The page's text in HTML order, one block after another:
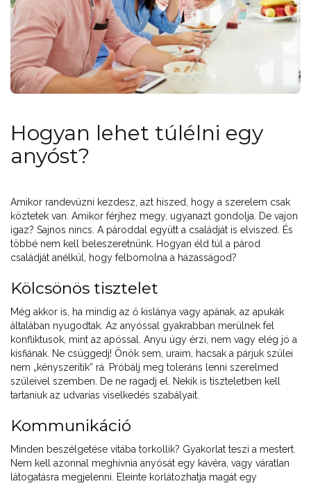
Hogyan lehet túlélni egy
anyóst?
Amikor randevúzni kezdesz, azt hiszed, hogy a szerelem csak
köztetek van. Amikor férjhez megy, ugyanazt gondolja. De vajon
igaz? Sajnos nincs. A pároddal együtt a családját is elviszed. És
többé nem kell beleszeretnünk. Hogyan éld túl a párod
családját anélkül, hogy felbomolna a házasságod?
Kölcsönös tisztelet
Még akkor is, ha mindig az ő kislánya vagy apának, az apukák
általában nyugodtak. Az anyóssal gyakrabban merülnek fel
konfliktusok, mint az apóssal. Anyu úgy érzi, nem vagy elég jó a
kisfiának. Ne csüggedj! Önök sem, uraim, hacsak a párjuk szülei
nem „kényszerítik” rá. Próbálj meg toleráns lenni szerelmed
szüleivel szemben. De ne ragadj el. Nekik is tiszteletben kell
tartaniuk az udvarias viselkedés szabályait.
Kommunikáció
Minden beszélgetése vitába torkollik? Gyakorlat teszi a mestert.
Nem kell azonnal meghívnia anyósát egy kávéra, vagy váratlan
látogatásra megjelenni. Eleinte korlátozhatja magát egy